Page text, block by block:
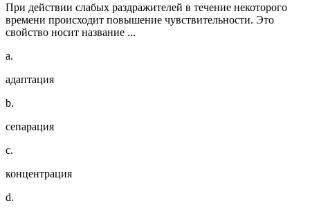
При действии слабых раздражителей в течение некоторого
времени происходит повышение чувствительности. Это
свойство носит название ...
a.
адаптация
b.
сепарация
c.
концентрация
d.